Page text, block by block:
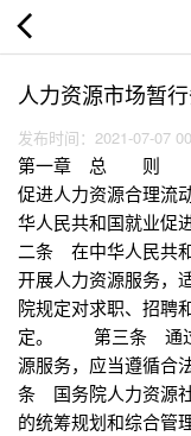
人力资源市场暂
发布时间：2021-07-07
第一章 总 则 第
促进人力资源合理流
华人民共和国就业
二条 在中华人民共
开展人力资源服务
院规定对求职、招聘
定。 第三条 通过
源服务，应当遵循
条 国务院人力资源
的统筹规划和综合